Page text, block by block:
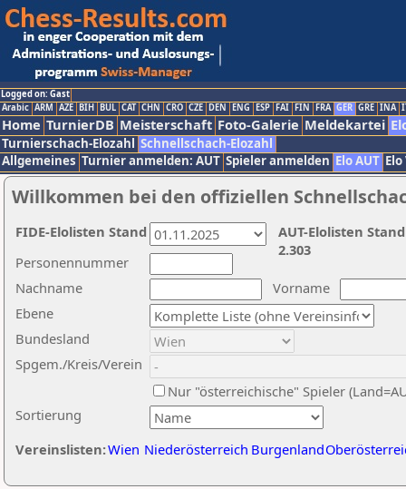
Logged on: Gast
Arabic ARM AZE BIH BUL CAT CHN CRO CZE DEN ENG ESP FAI FIN FRA GER GRE INA
Home TurnierDB Meisterschaft Foto-Galerie Meldekartei
Turnierschach-Elozahl Schnellschach-Elozahl
Allgemeines Turnier anmelden: AUT Spieler anmelden Elo AUT
Willkommen bei den offiziellen
Nachname
Vorname
Ebene
Sortierung
Personennummer
Bundesland
Spgem./Kreis/Verein
Nur "österreichische" Spieler
Vereinslisten:Wien Niederösterreich Burgenland
AUT-Elolisten
2.303
FIDE-Elolisten Stand